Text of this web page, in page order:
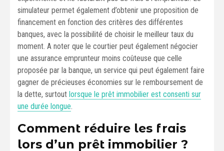
simulateur permet également d’obtenir une proposition de
financement en fonction des critères des différentes
banques, avec la possibilité de choisir le meilleur taux du
moment. A noter que le courtier peut également négocier
une assurance emprunteur moins coûteuse que celle
proposée par la banque, un service qui peut également faire
gagner de précieuses économies sur le remboursement de
la dette, surtout lorsque le prêt immobilier est consenti sur
une durée longue.
Comment réduire les frais
lors d’un prêt immobilier ?